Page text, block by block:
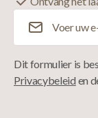
Dit formulier is
Privacybeleid en